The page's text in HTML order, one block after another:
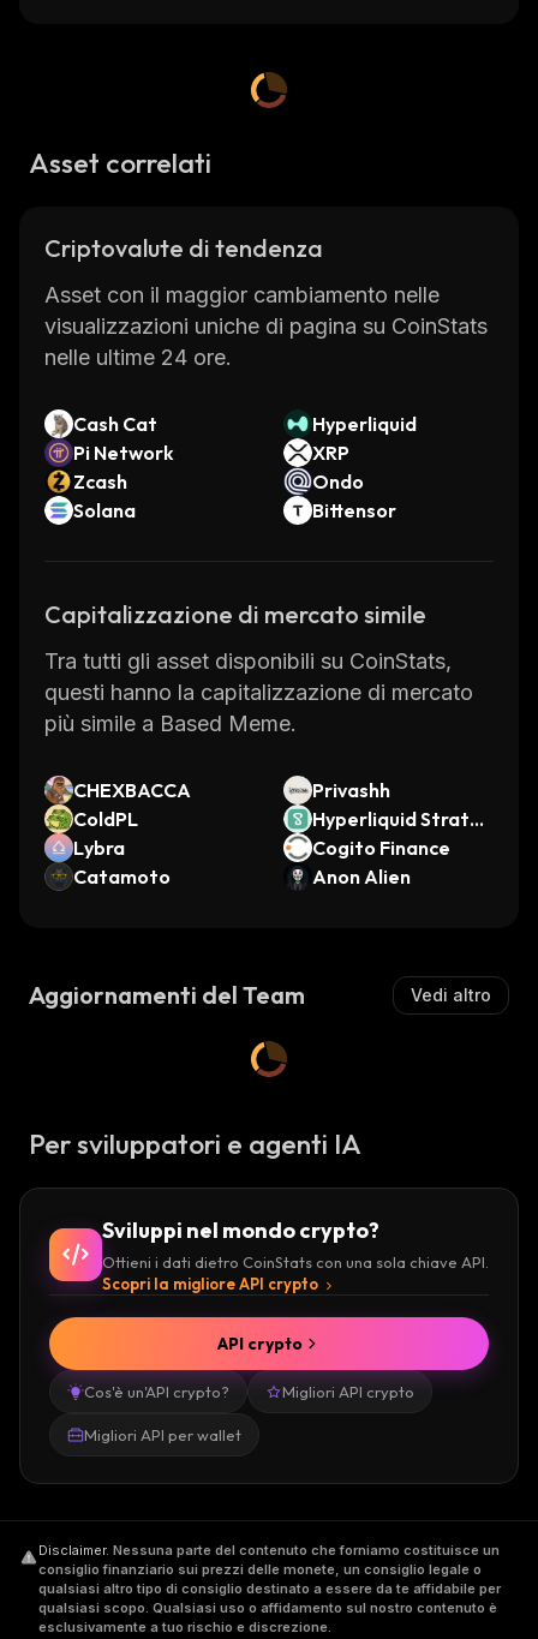
Asset correlati
Criptovalute di tendenza
Asset con il maggior cambiamento nelle
visualizzazioni uniche di pagina su CoinStats
nelle ultime 24 ore.
Cash Cat
Hyperliquid
Pi Network
XRP
Zcash
Ondo
Solana
Bittensor
Capitalizzazione di mercato simile
Tra tutti gli asset disponibili su CoinStats,
questi hanno la capitalizzazione di mercato
più simile a Based Meme.
CHEXBACCA
Privashh
ColdPL
Hyperliquid Strateg
ies (Ondo Tokenize
d)
Lybra
Cogito Finance
Catamoto
Anon Alien
Aggiornamenti del Team Vedi altro
Per sviluppatori e agenti IA
Sviluppi nel mondo crypto?
Ottieni i dati dietro CoinStats con una sola chiave API.
Scopri la migliore API crypto
Cos'è un'API crypto? Migliori API crypto
Migliori API per wallet
API crypto
Disclaimer. Nessuna parte del contenuto che forniamo costituisce un
consiglio finanziario sui prezzi delle monete, un consiglio legale o
qualsiasi altro tipo di consiglio destinato a essere da te affidabile per
qualsiasi scopo. Qualsiasi uso o affidamento sul nostro contenuto è
esclusivamente a tuo rischio e discrezione.